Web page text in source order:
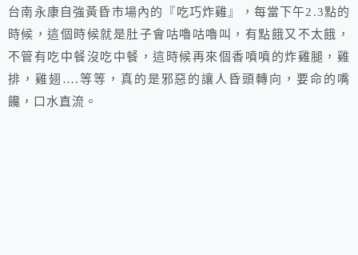
台南永康自強黃昏市場內的『吃巧炸雞』，每當下午2.3點的
時候，這個時候就是肚子會咕嚕咕嚕叫，有點餓又不太餓，
不管有吃中餐沒吃中餐，這時候再來個香噴噴的炸雞腿，雞
排，雞翅….等等，真的是邪惡的讓人昏頭轉向，要命的嘴
饞，口水直流。